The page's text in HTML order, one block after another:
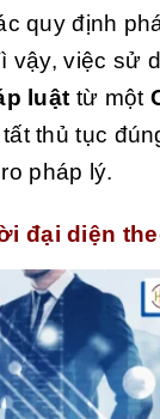
quy định
vậy, việc sử
luật từ một
thủ tục
pháp lý.
đại diện